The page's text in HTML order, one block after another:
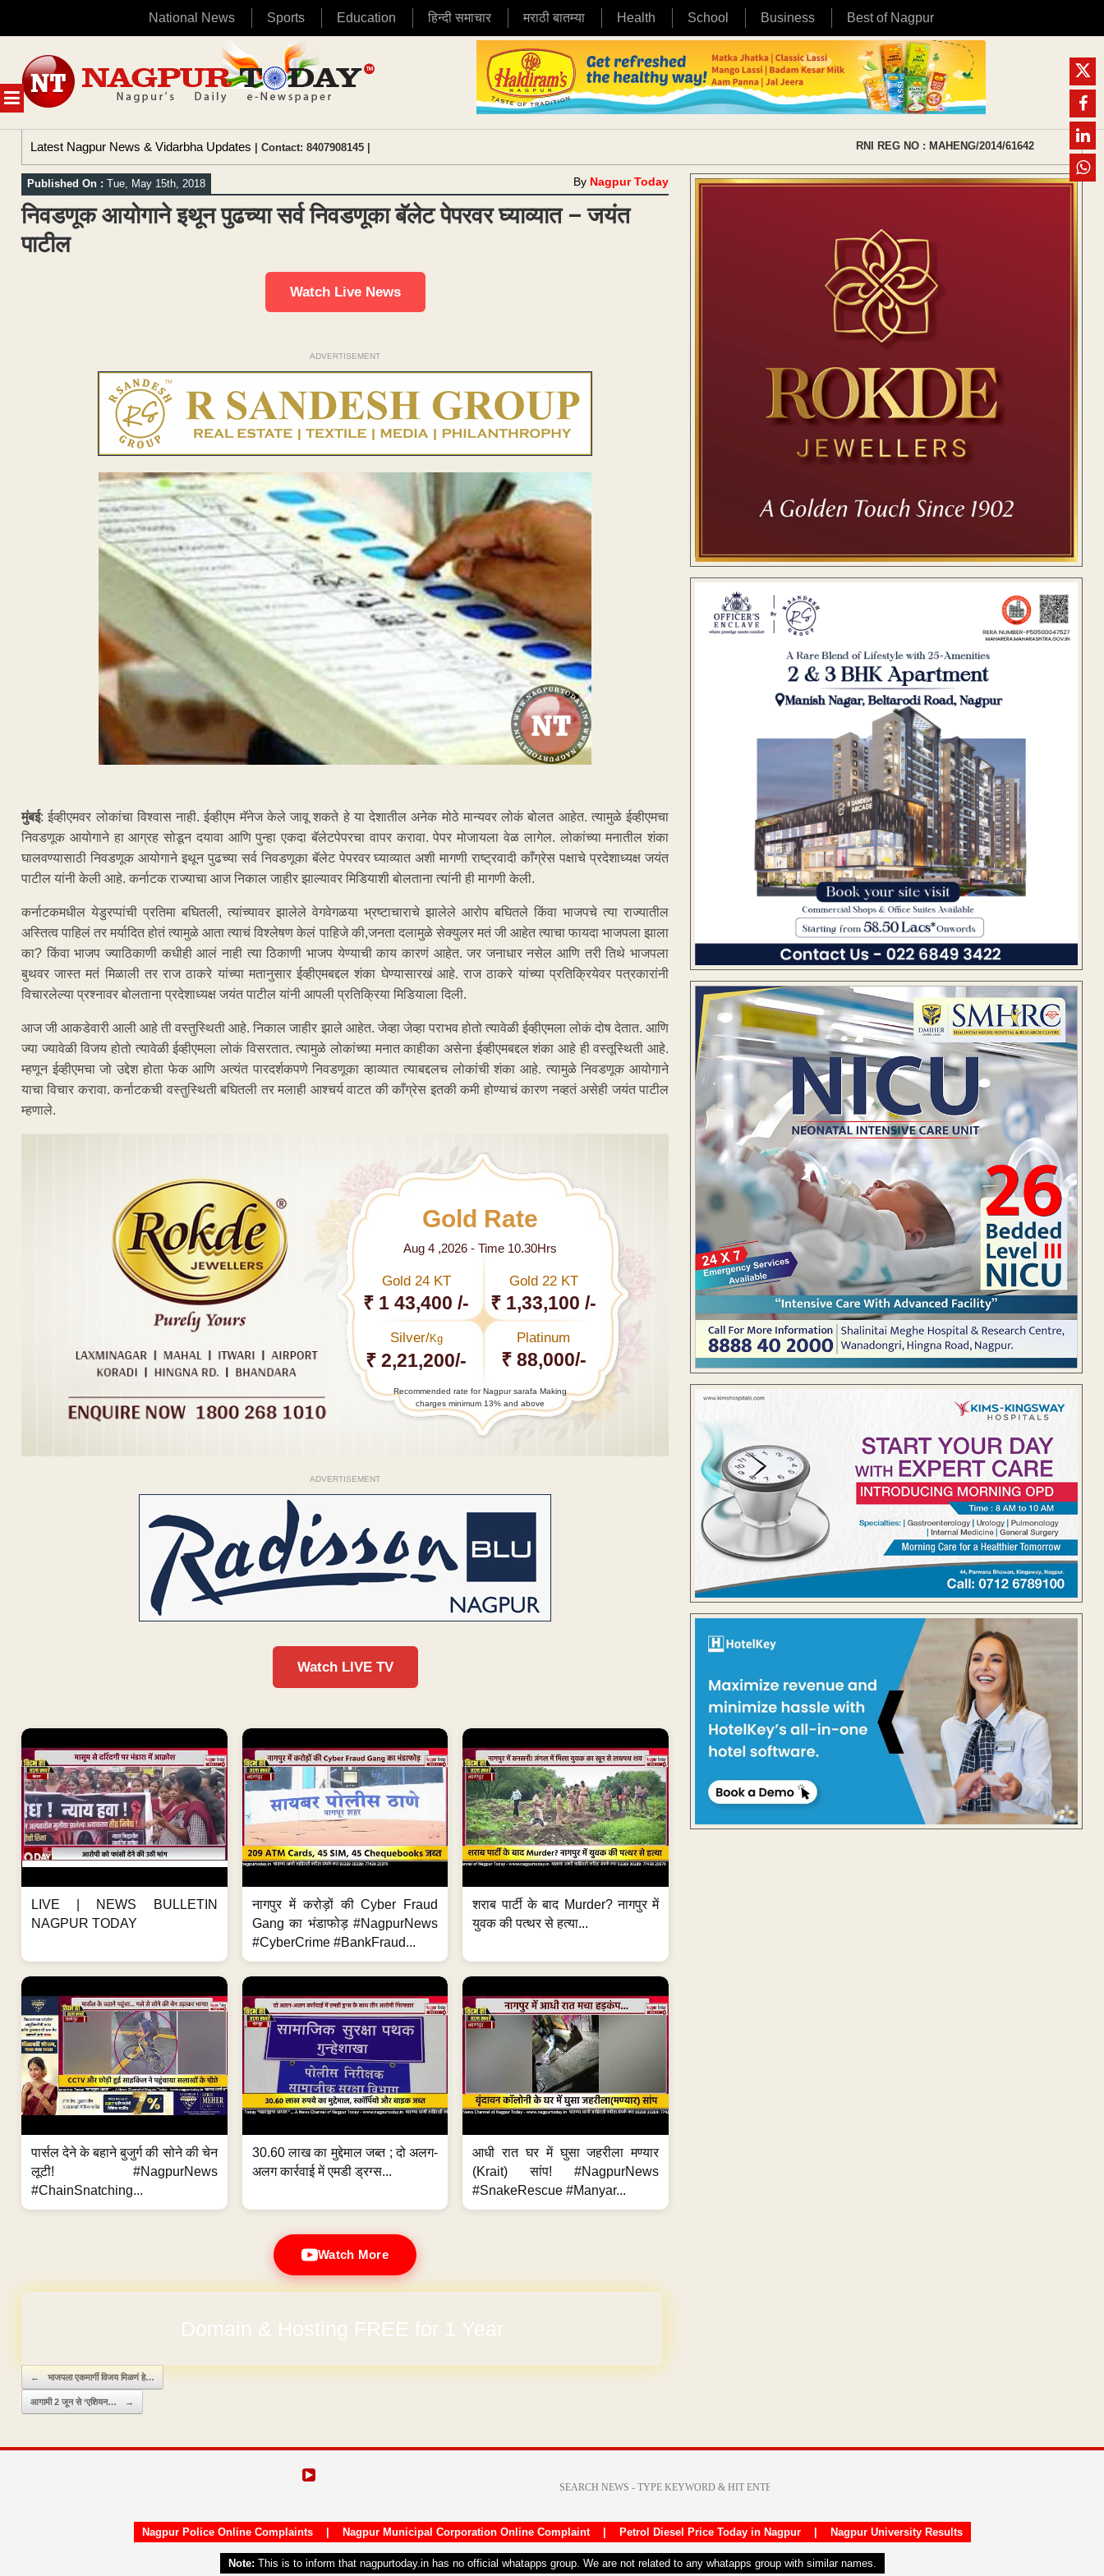
National News Sports Education हिन्दी समाचार मराठी बातम्या Health School Business Best of Nagpur
MENU
content
Latest Nagpur News & Vidarbha Updates | Contact: 8407908145 | RNI REG NO : MAHENG/2014/61642
Published On : Tue, May 15th, 2018 By Nagpur Today
निवडणूक आयोगाने इथून पुढच्या सर्व निवडणूका बॅलेट पेपरवर घ्याव्यात – जयंत
पाटील
Watch Live News
ADVERTISEMENT
मुंबई: ईव्हीएमवर लोकांचा विश्वास नाही. ईव्हीएम मॅनेज केले जावू शकते हे या देशातील अनेक मोठे मान्यवर लोकं बोलत आहेत. त्यामुळे ईव्हीएमचा
निवडणूक आयोगाने हा आग्रह सोडून दयावा आणि पुन्हा एकदा बॅलेटपेपरचा वापर करावा. पेपर मोजायला वेळ लागेल. लोकांच्या मनातील शंका
घालवण्यासाठी निवडणूक आयोगाने इथून पुढच्या सर्व निवडणूका बॅलेट पेपरवर घ्याव्यात अशी मागणी राष्ट्रवादी काँग्रेस पक्षाचे प्रदेशाध्यक्ष जयंत
पाटील यांनी केली आहे. कर्नाटक राज्याचा आज निकाल जाहीर झाल्यावर मिडियाशी बोलताना त्यांनी ही मागणी केली.
कर्नाटकमधील येडुरप्पांची प्रतिमा बघितली, त्यांच्यावर झालेले वेगवेगळया भ्रष्टाचाराचे झालेले आरोप बघितले किंवा भाजपचे त्या राज्यातील
अस्तित्व पाहिलं तर मर्यादित होतं त्यामुळे आता त्याचं विश्लेषण केलं पाहिजे की,जनता दलामुळे सेक्युलर मतं जी आहेत त्याचा फायदा भाजपला झाला
का? किंवा भाजप ज्याठिकाणी कधीही आलं नाही त्या ठिकाणी भाजप येण्याची काय कारणं आहेत. जर जनाधार नसेल आणि तरी तिथे भाजपला
बुथवर जास्त मतं मिळाली तर राज ठाकरे यांच्या मतानुसार ईव्हीएमबद्दल शंका घेण्यासारखं आहे. राज ठाकरे यांच्या प्रतिक्रियेवर पत्रकारांनी
विचारलेल्या प्रश्नावर बोलताना प्रदेशाध्यक्ष जयंत पाटील यांनी आपली प्रतिक्रिया मिडियाला दिली.
आज जी आकडेवारी आली आहे ती वस्तुस्थिती आहे. निकाल जाहीर झाले आहेत. जेव्हा जेव्हा पराभव होतो त्यावेळी ईव्हीएमला लोकं दोष देतात. आणि
ज्या ज्यावेळी विजय होतो त्यावेळी ईव्हीएमला लोकं विसरतात. त्यामुळे लोकांच्या मनात काहीका असेना ईव्हीएमबद्दल शंका आहे ही वस्तूस्थिती आहे.
म्हणून ईव्हीएमचा जो उद्देश होता फेक आणि अत्यंत पारदर्शकपणे निवडणूका व्हाव्यात त्याबद्दलच लोकांची शंका आहे. त्यामुळे निवडणूक आयोगाने
याचा विचार करावा. कर्नाटकची वस्तुस्थिती बघितली तर मलाही आश्चर्य वाटत की काँग्रेस इतकी कमी होण्याचं कारण नव्हतं असेही जयंत पाटील
म्हणाले.
Gold Rate
Aug 4 ,2026 - Time 10.30Hrs
Gold 24 KT
₹ 1 43,400 /-
Gold 22 KT
₹ 1,33,100 /-
Silver/Kg
₹ 2,21,200/-
Platinum
₹ 88,000/-
Recommended rate for Nagpur sarafa Making
charges minimum 13% and above
ADVERTISEMENT
Watch LIVE TV
LIVE | NEWS BULLETIN
NAGPUR TODAY
नागपुर में करोड़ों की Cyber Fraud
Gang का भंडाफोड़ #NagpurNews
#CyberCrime #BankFraud...
शराब पार्टी के बाद Murder? नागपुर में
युवक की पत्थर से हत्या...
पार्सल देने के बहाने बुजुर्ग की सोने की चेन
लूटी! #NagpurNews
#ChainSnatching...
30.60 लाख का मुद्देमाल जब्त ; दो अलग-
अलग कार्रवाई में एमडी ड्रग्स...
आधी रात घर में घुसा जहरीला मण्यार
(Krait) सांप! #NagpurNews
#SnakeRescue #Manyar...
Watch More
Domain & Hosting FREE for 1 Year
Post navigation
← भाजपला एकमार्गी विजय मिळणं हे…
आगामी 2 जून से ‘एशियन… →
Nagpur Police Online Complaints| Nagpur Municipal Corporation Online Complaint| Petrol Diesel Price Today in Nagpur| Nagpur University Results
Note: This is to inform that nagpurtoday.in has no official whatapps group. We are not related to any whatapps group with similar names.